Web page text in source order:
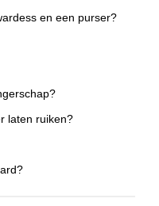
en een purser?
laten ruiken?